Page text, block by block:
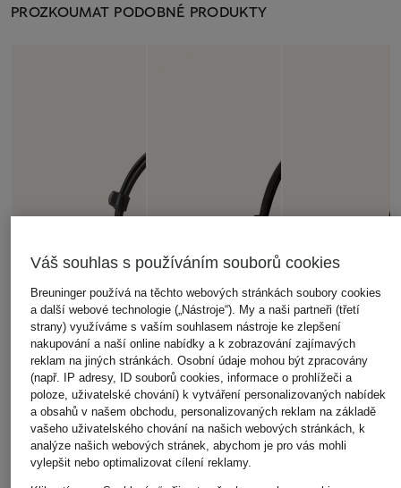
PROZKOUMAT PODOBNÉ PRODUKTY
Váš souhlas s používáním souborů cookies
Breuninger používá na těchto webových stránkách soubory cookies
a další webové technologie („Nástroje“). My a naši partneři (třetí
strany) využíváme s vaším souhlasem nástroje ke zlepšení
nakupování a naší online nabídky a k zobrazování zajímavých
reklam na jiných stránkách. Osobní údaje mohou být zpracovány
(např. IP adresy, ID souborů cookies, informace o prohlížeči a
poloze, uživatelské chování) k vytváření personalizovaných nabídek
a obsahů v našem obchodu, personalizovaných reklam na základě
vašeho uživatelského chování na našich webových stránkách, k
analýze našich webových stránek, abychom je pro vás mohli
vylepšit nebo optimalizovat cílení reklamy.